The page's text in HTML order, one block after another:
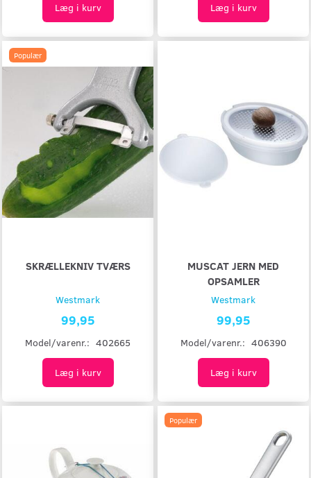
Læg i kurv Læg i kurv
Populær
SKRÆLLEKNIV TVÆRS
Westmark
99,95
Model/varenr.: 402665
Læg i kurv
MUSCAT JERN MED
OPSAMLER
Westmark
99,95
Model/varenr.: 406390
Læg i kurv
Populær